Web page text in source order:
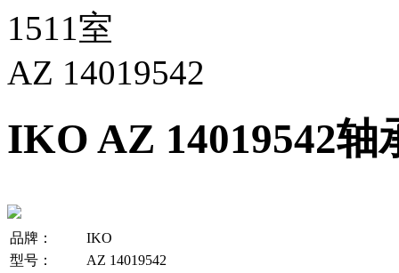
1511室
AZ 14019542
IKO AZ 14019542轴
品牌：
IKO
型号：
AZ 14019542